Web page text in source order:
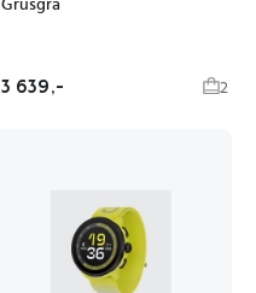
Grusgrå
3 639,- 2